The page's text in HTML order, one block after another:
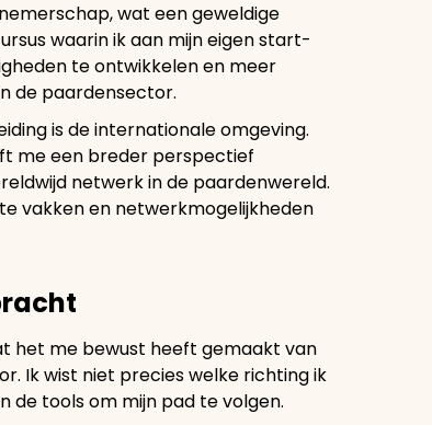
wat een geweldige
waarin ik aan mijn eigen start-
te ontwikkelen en meer
de paardensector.
is de internationale omgeving.
me een breder perspectief
netwerk in de paardenwereld.
vakken en netwerkmogelijkheden
het me bewust heeft gemaakt van
Ik wist niet precies welke richting ik
de tools om mijn pad te volgen.